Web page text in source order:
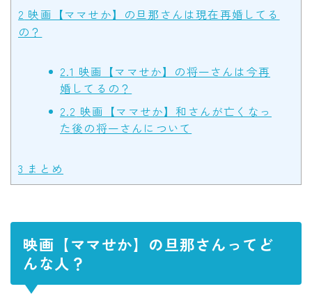
2 映画【ママせか】の旦那さんは現在再婚してる
の？
2.1 映画【ママせか】の将一さんは今再
婚してるの？
2.2 映画【ママせか】和さんが亡くなっ
た後の将一さんについて
3 まとめ
映画【ママせか】の旦那さんってど
んな人？